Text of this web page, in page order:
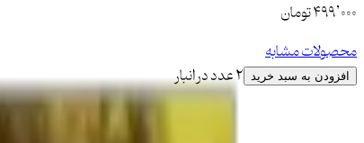
۴۹۹٬۰۰۰تومان
محصولات مشابه
افزودن به سبد خرید 2 عدد در انبار